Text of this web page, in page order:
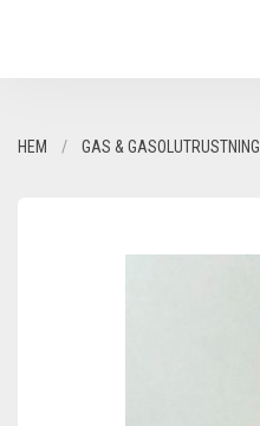
HEM GAS & GASOLUTRUSTNING